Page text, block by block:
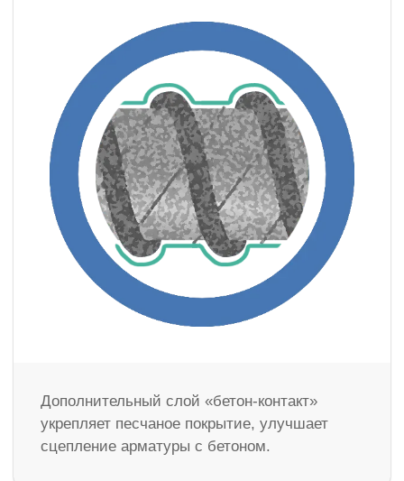
Дополнительный слой «бетон-контакт»
укрепляет песчаное покрытие, улучшает
сцепление арматуры с бетоном.